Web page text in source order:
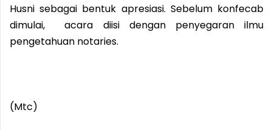
Husni sebagai bentuk apresiasi. Sebelum konfecab
dimulai, acara diisi dengan penyegaran ilmu
pengetahuan notaries.
(Mtc)